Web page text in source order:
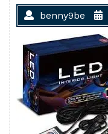
benny9be